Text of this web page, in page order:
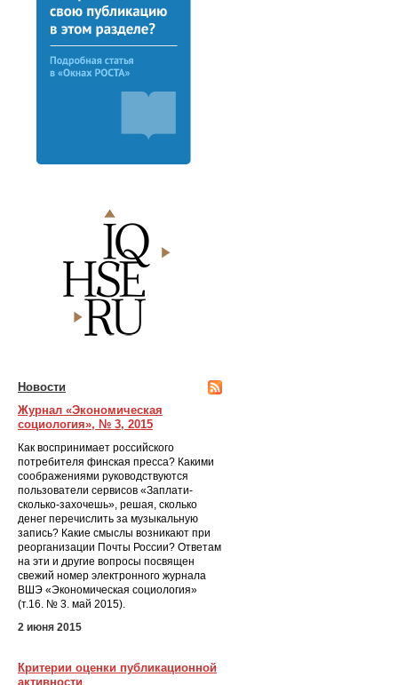
Новости
Журнал «Экономическая
социология», № 3, 2015
Как воспринимает российского
потребителя финская пресса? Какими
соображениями руководствуются
пользователи сервисов «Заплати-
сколько-захочешь», решая, сколько
денег перечислить за музыкальную
запись? Какие смыслы возникают при
реорганизации Почты России? Ответам
на эти и другие вопросы посвящен
свежий номер электронного журнала
ВШЭ «Экономическая социология»
(т.16. № 3. май 2015).
2 июня 2015
Критерии оценки публикационной
активности